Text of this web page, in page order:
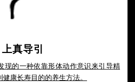
上真导引
现的一种依靠形体动作意识来引导精
康长寿目的的养生方法。